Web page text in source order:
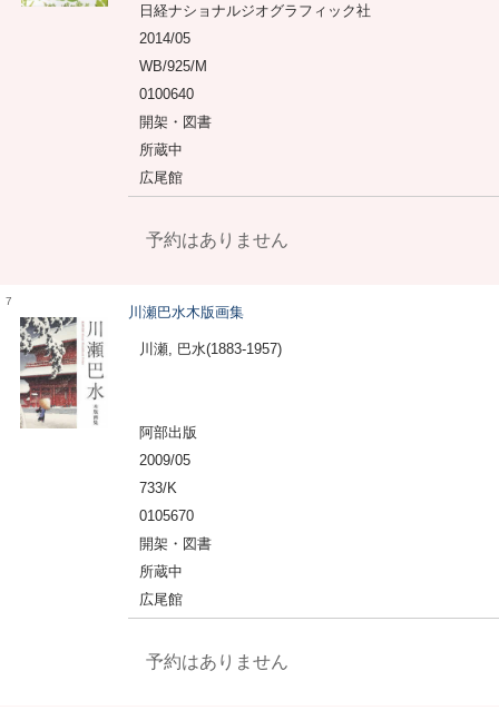
日経ナショナルジオグラフィック社
2014/05
WB/925/M
0100640
開架・図書
所蔵中
広尾館
予約はありません
7
川瀬巴水木版画集
川瀬, 巴水(1883-1957)
阿部出版
2009/05
733/K
0105670
開架・図書
所蔵中
広尾館
予約はありません